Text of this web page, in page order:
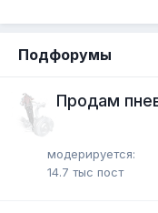
Подфорумы
Продам
модерируется:
14.7 тыс пост